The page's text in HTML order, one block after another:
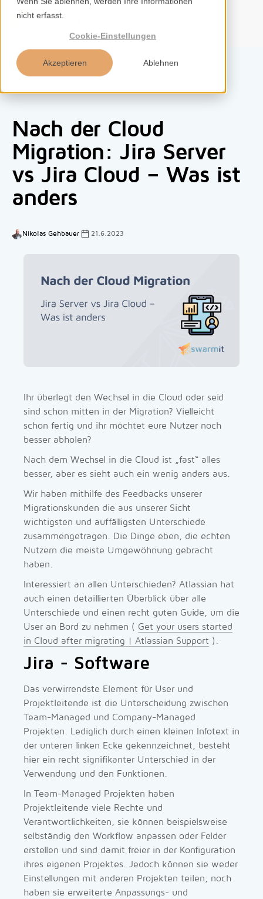
nicht erfasst.
Cookie-Einstellungen
Akzeptieren Ablehnen
Services
Kompetenzen
Tools
Nach der Cloud
Migration: Jira Server
vs Jira Cloud – Was ist
anders
Nikolas Gehbauer 21.6.2023
Ihr überlegt den Wechsel in die Cloud oder seid
sind schon mitten in der Migration? Vielleicht
schon fertig und ihr möchtet eure Nutzer noch
besser abholen?
Nach dem Wechsel in die Cloud ist „fast“ alles
besser, aber es sieht auch ein wenig anders aus.
Wir haben mithilfe des Feedbacks unserer
Migrationskunden die aus unserer Sicht
wichtigsten und auffälligsten Unterschiede
zusammengetragen. Die Dinge eben, die echten
Nutzern die meiste Umgewöhnung gebracht
haben.
Interessiert an allen Unterschieden? Atlassian hat
auch einen detaillierten Überblick über alle
Unterschiede und einen recht guten Guide, um die
User an Bord zu nehmen ( Get your users started
in Cloud after migrating | Atlassian Support ).
Jira - Software
Das verwirrendste Element für User und
Projektleitende ist die Unterscheidung zwischen
Team-Managed und Company-Managed
Projekten. Lediglich durch einen kleinen Infotext in
der unteren linken Ecke gekennzeichnet, besteht
hier ein recht signifikanter Unterschied in der
Verwendung und den Funktionen.
In Team-Managed Projekten haben
Projektleitende viele Rechte und
Verantwortlichkeiten, sie können beispielsweise
selbständig den Workflow anpassen oder Felder
erstellen und sind damit freier in der Konfiguration
ihres eigenen Projektes. Jedoch können sie weder
Einstellungen mit anderen Projekten teilen, noch
haben sie erweiterte Anpassungs- und